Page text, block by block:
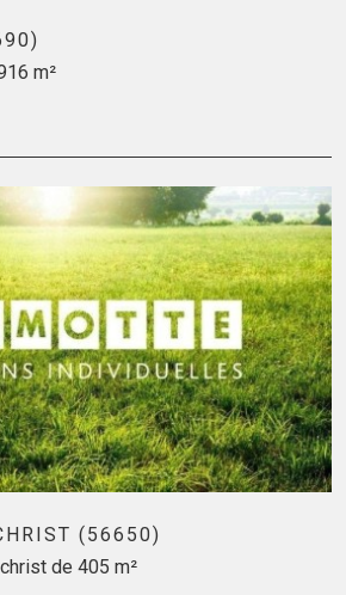
m²
(56650)
de 405 m²